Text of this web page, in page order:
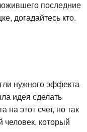
последние
догадайтесь кто.
нужного эффекта
идея сделать
на этот счет, но так
человек, который